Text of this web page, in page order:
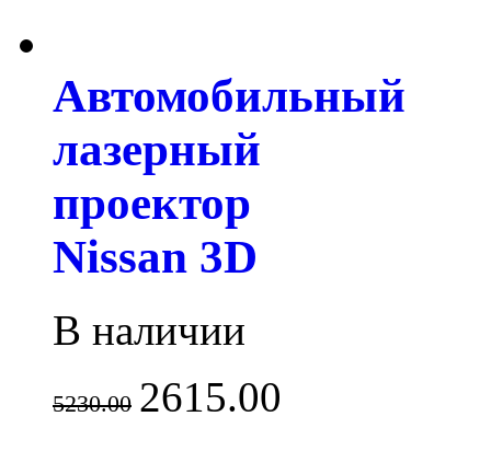
Автомобильный
лазерный
проектор
Nissan 3D
В наличии
5230.00 2615.00